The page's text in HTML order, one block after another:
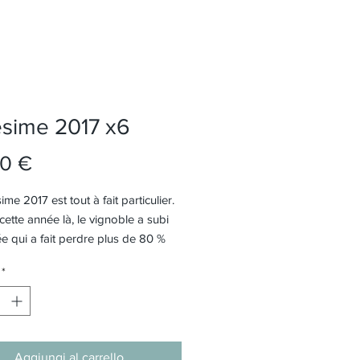
2017 x6
€Prezzo
2017 est tout à fait particulier.
année là, le vignoble a subi
qui a fait perdre plus de 80 %
pas pu faire comme
: un assemblage de nos
La sélection s'est faite
ont le mieux résisté. Très petit
*
Aggiungi al carrello